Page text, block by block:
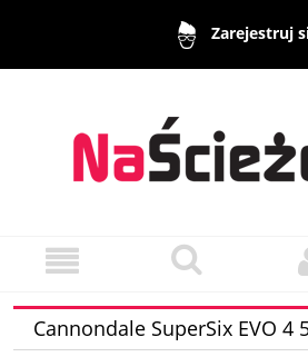
Zarejestruj
Cannondale SuperSix EVO 4